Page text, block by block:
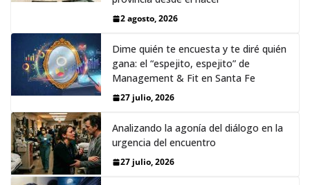
2 agosto, 2026
Dime quién te encuesta y te diré quién
gana: el “espejito, espejito” de
Management & Fit en Santa Fe
27 julio, 2026
Analizando la agonía del diálogo en la
urgencia del encuentro
27 julio, 2026